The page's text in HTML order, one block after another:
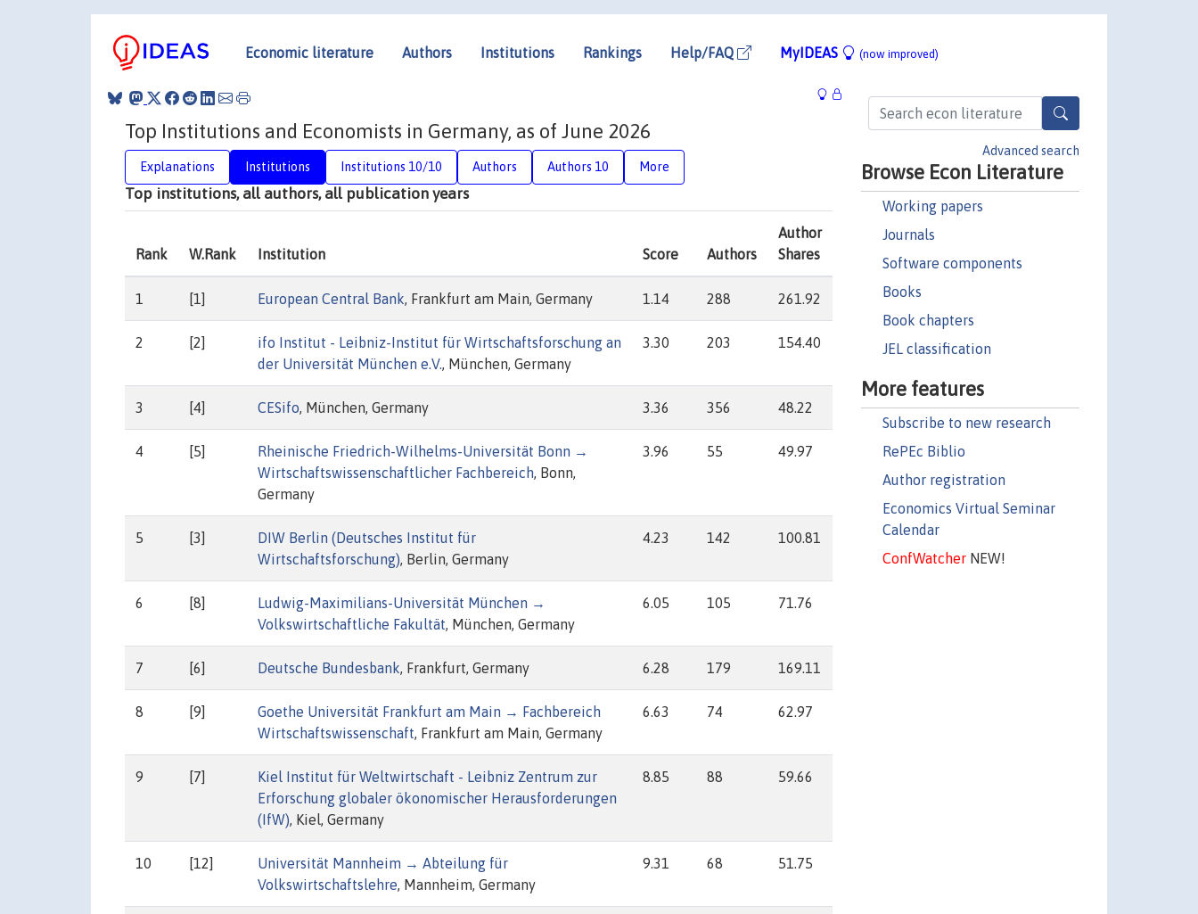
Economic literature Authors Institutions Rankings Help/FAQ MyIDEAS (now improved)
Advanced search
Browse Econ Literature
Working papers
Journals
Software components
Books
Book chapters
JEL classification
More features
Subscribe to new research
RePEc Biblio
Author registration
Economics Virtual Seminar
Calendar
ConfWatcherNEW!
Top Institutions and Economists in Germany, as of June 2026
Explanations Institutions Institutions 10/10 Authors Authors 10 More
Top institutions, all authors, all publication years
Rank W.Rank Institution Score Authors
Author
Shares
1 [1] European Central Bank, Frankfurt am Main, Germany 1.14 288 261.92
2 [2]
ifo Institut - Leibniz-Institut für Wirtschaftsforschung an
der Universität München e.V., München, Germany
3.30 203 154.40
3 [4] CESifo, München, Germany 3.36 356 48.22
4 [5]
Rheinische Friedrich-Wilhelms-Universität Bonn →
Wirtschaftswissenschaftlicher Fachbereich, Bonn,
Germany
3.96 55 49.97
5 [3]
DIW Berlin (Deutsches Institut für
Wirtschaftsforschung), Berlin, Germany
4.23 142 100.81
6 [8]
Ludwig-Maximilians-Universität München →
Volkswirtschaftliche Fakultät, München, Germany
6.05 105 71.76
7 [6] Deutsche Bundesbank, Frankfurt, Germany 6.28 179 169.11
8 [9]
Goethe Universität Frankfurt am Main → Fachbereich
Wirtschaftswissenschaft, Frankfurt am Main, Germany
6.63 74 62.97
9 [7]
Kiel Institut für Weltwirtschaft - Leibniz Zentrum zur
Erforschung globaler ökonomischer Herausforderungen
(IfW), Kiel, Germany
8.85 88 59.66
10 [12]
Universität Mannheim → Abteilung für
Volkswirtschaftslehre, Mannheim, Germany
9.31 68 51.75